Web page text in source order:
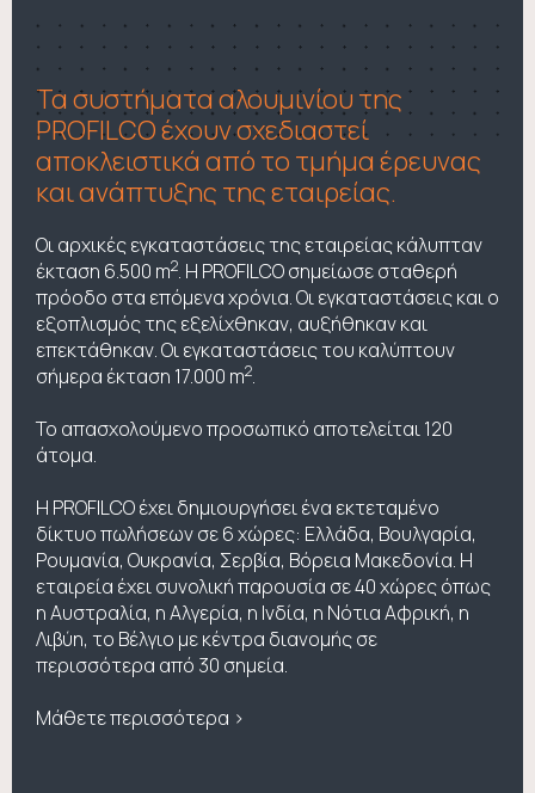
Τα συστήματα αλουμινίου της
PROFILCO έχουν σχεδιαστεί
αποκλειστικά από το τμήμα έρευνας
και ανάπτυξης της εταιρείας.
Οι αρχικές εγκαταστάσεις της εταιρείας κάλυπταν
έκταση 6.500 m2. Η PROFILCO σημείωσε σταθερή
πρόοδο στα επόμενα χρόνια. Οι εγκαταστάσεις και ο
εξοπλισμός της εξελίχθηκαν, αυξήθηκαν και
επεκτάθηκαν. Οι εγκαταστάσεις του καλύπτουν
σήμερα έκταση 17.000 m2.
Το απασχολούμενο προσωπικό αποτελείται 120
άτομα.
Η PROFILCO έχει δημιουργήσει ένα εκτεταμένο
δίκτυο πωλήσεων σε 6 χώρες: Ελλάδα, Βουλγαρία,
Ρουμανία, Ουκρανία, Σερβία, Βόρεια Μακεδονία. Η
εταιρεία έχει συνολική παρουσία σε 40 χώρες όπως
η Αυστραλία, η Αλγερία, η Ινδία, η Νότια Αφρική, η
Λιβύη, το Βέλγιο με κέντρα διανομής σε
περισσότερα από 30 σημεία.
Μάθετε περισσότερα >